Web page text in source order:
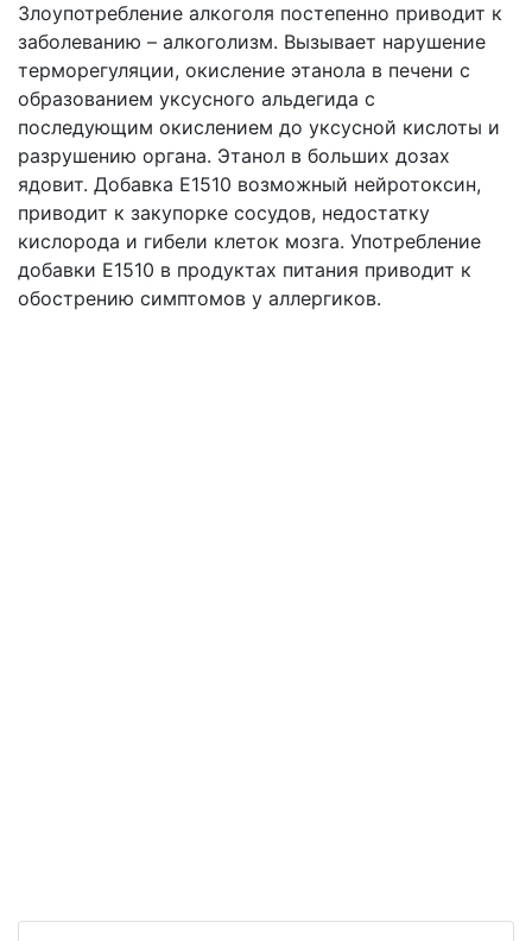
Злоупотребление алкоголя постепенно приводит к
заболеванию – алкоголизм. Вызывает нарушение
терморегуляции, окисление этанола в печени с
образованием уксусного альдегида с
последующим окислением до уксусной кислоты и
разрушению органа. Этанол в больших дозах
ядовит. Добавка Е1510 возможный нейротоксин,
приводит к закупорке сосудов, недостатку
кислорода и гибели клеток мозга. Употребление
добавки Е1510 в продуктах питания приводит к
обострению симптомов у аллергиков.